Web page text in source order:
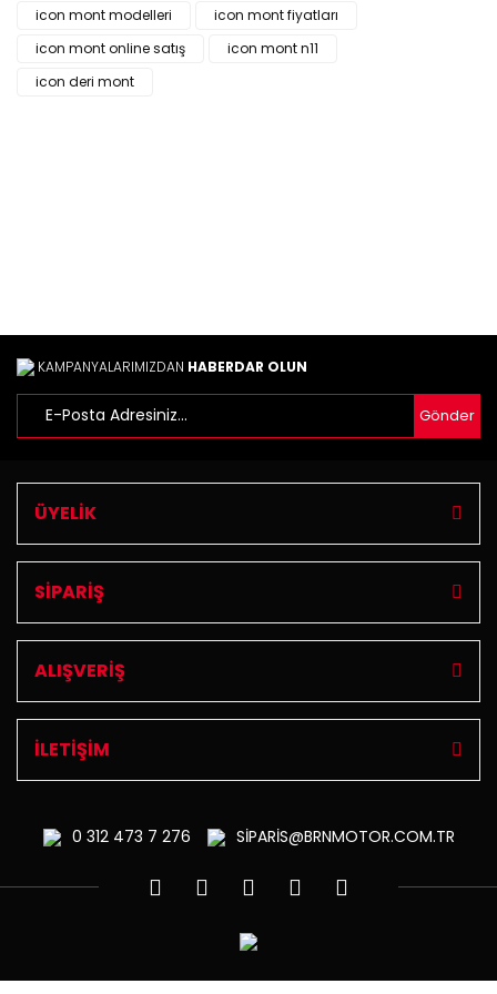
Ürün resmi kalitesiz, bozuk veya görüntülenemiyor.
Ürün açıklamasında eksik bilgiler bulunuyor.
icon mont modelleri
icon mont fiyatları
icon mont online satış
icon mont n11
icon deri mont
KAMPANYALARIMIZDAN HABERDAR OLUN
Gönder
ÜYELİK
SİPARİŞ
ALIŞVERİŞ
İLETİŞİM
0 312473 7 276 SİPARİS@BRNMOTOR.COM.TR